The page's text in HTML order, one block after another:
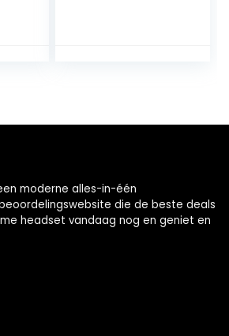
moderne alles-in-één
die de beste deals
headset vandaag nog en geniet en